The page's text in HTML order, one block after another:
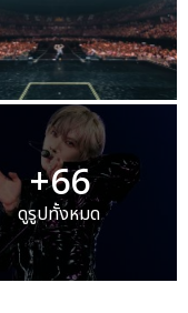
+66
ดูรูปทั้งหมด